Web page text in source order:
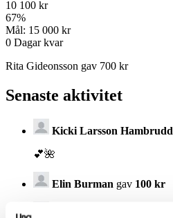
10 100 kr
67%
Mål: 15 000 kr
0 Dagar kvar
Rita Gideonsson gav 700 kr
Senaste aktivitet
Kicki Larsson Hambrudd
💕🌺
Elin Burman gav 100 kr